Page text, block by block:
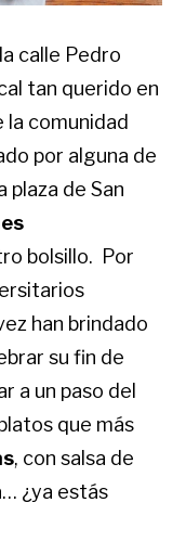
calle Pedro
tan querido en
la comunidad
por alguna de
plaza de San
bolsillo. Por
han brindado
su fin de
a un paso del
que más
, con salsa de
¿ya estás